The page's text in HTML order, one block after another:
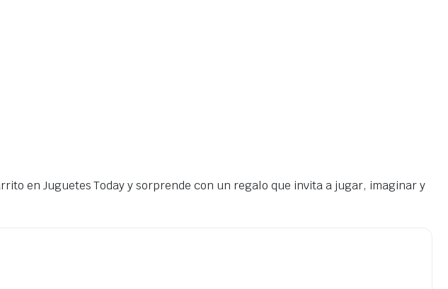
en Juguetes Today y sorprende con un regalo que invita a jugar, imaginar y